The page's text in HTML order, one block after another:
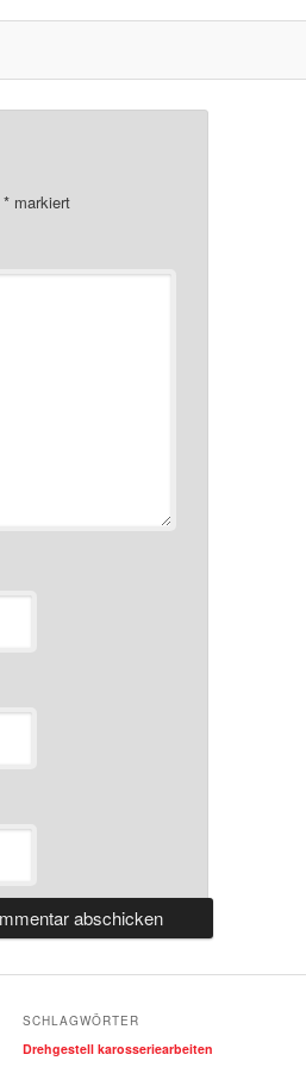
*markiert
SCHLAGWÖRTER
Drehgestell karosseriearbeiten